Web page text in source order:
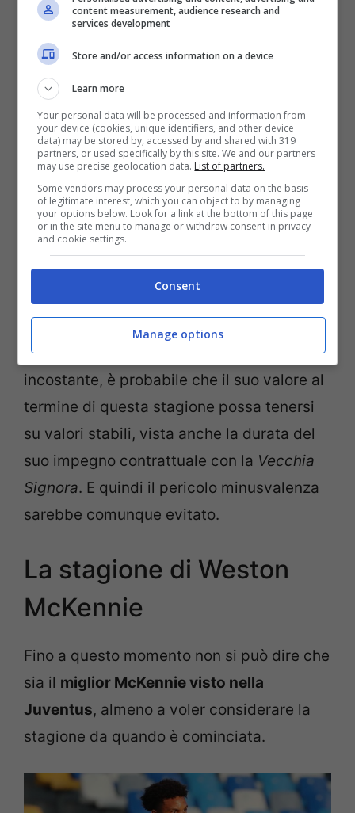
tifosi.
POTREBBE INTERESSARTI ANCHE >>
Allegri è “bravo”: ecco il nuovo bomber
Se invece dovesse tornare ad essere
incostante, è probabile che il suo valore al
termine di questa stagione possa tenersi
su valori stabili, vista anche la durata del
suo impegno contrattuale con la Vecchia
Signora. E quindi il pericolo minusvalenza
sarebbe comunque evitato.
La stagione di Weston
McKennie
Fino a questo momento non si può dire che
sia il miglior McKennie visto nella
Juventus, almeno a voler considerare la
stagione da quando è cominciata.
content measurement, audience research and
services development
Store and/or access information on a device
Learn more
Your personal data will be processed and information from
your device (cookies, unique identifiers, and other device
data) may be stored by, accessed by and shared with 319
partners, or used specifically by this site. We and our partners
may use precise geolocation data. List of partners.
Some vendors may process your personal data on the basis
of legitimate interest, which you can object to by managing
your options below. Look for a link at the bottom of this page
or in the site menu to manage or withdraw consent in privacy
and cookie settings.
Consent
Manage options